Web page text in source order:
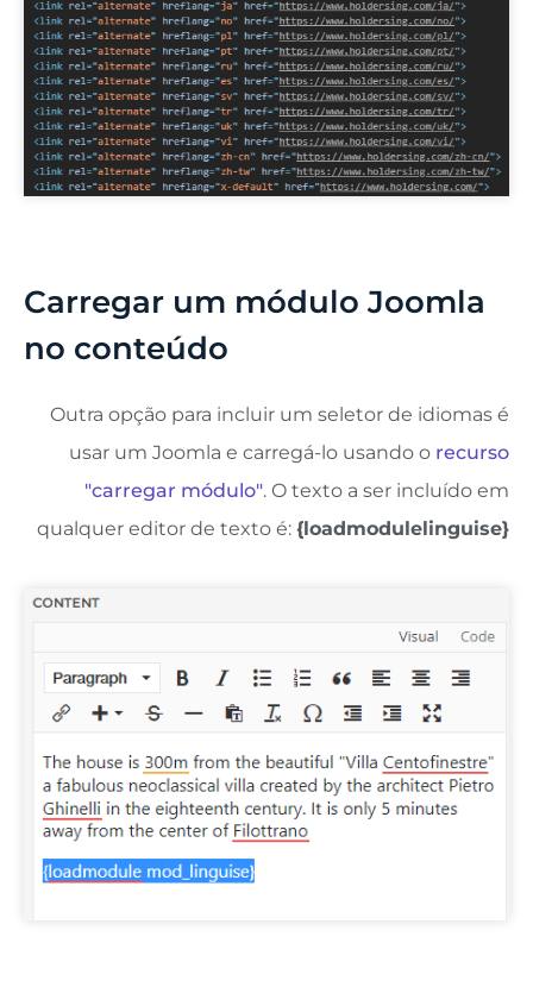
Carregar um módulo Joomla
no conteúdo
Outra opção para incluir um seletor de idiomas é
usar um Joomla e carregá-lo usando o recurso
"carregar módulo". O texto a ser incluído em
qualquer editor de texto é: {loadmodulelinguise}